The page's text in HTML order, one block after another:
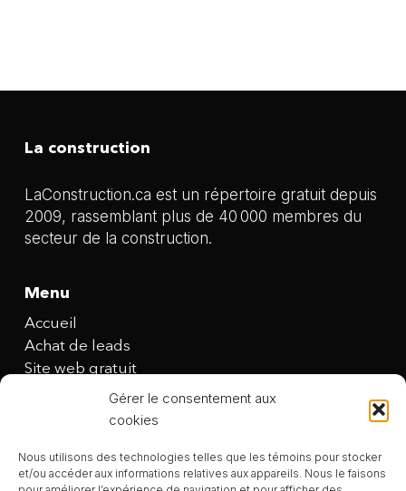
Gérer le consentement aux
cookies
Nous utilisons des technologies telles que les témoins pour stocker
et/ou accéder aux informations relatives aux appareils. Nous le faisons
La construction
LaConstruction.ca est un répertoire gratuit depuis
2009, rassemblant plus de 40 000 membres du
secteur de la construction.
Menu
Accueil
Achat de leads
Site web gratuit
Publicité en ligne
Nous joindre
Conditions générales